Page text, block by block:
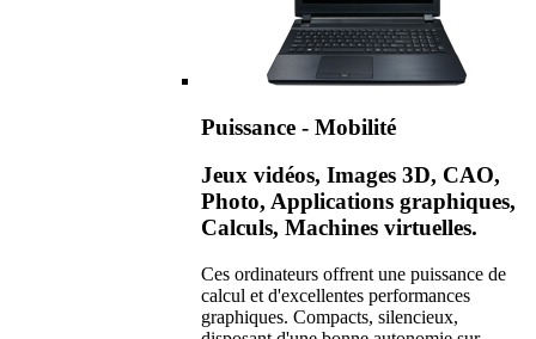
Puissance - Mobilité
Jeux vidéos, Images 3D, CAO,
Photo, Applications graphiques,
Calculs, Machines virtuelles.
Ces ordinateurs offrent une puissance de
calcul et d'excellentes performances
graphiques. Compacts, silencieux,